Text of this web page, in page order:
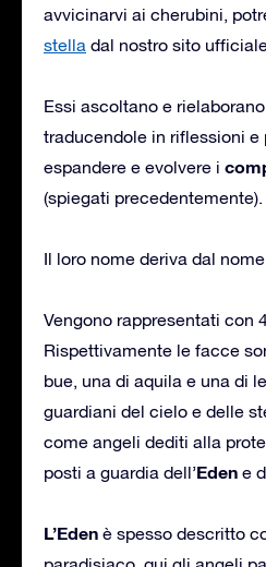
avvicinarvi ai cherubini,
stella dal nostro sito
Essi ascoltano e
traducendole in riflessioni e
espandere e evolvere i
(spiegati precedentemente).
Il loro nome deriva dal
Vengono rappresentati con
Rispettivamente le facce
bue, una di aquila e una di
guardiani del cielo e delle
come angeli dediti alla
posti a guardia dell’Eden e
L’Eden è spesso descritto